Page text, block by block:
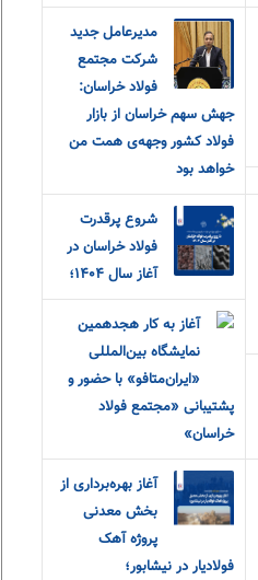
مدیرعامل جدید
شرکت مجتمع
فولاد خراسان:
جهش سهم خراسان از بازار
فولاد کشور وجهه‌ی همت من
خواهد بود
شروع پرقدرت
فولاد خراسان در
آغاز سال ۱۴۰۴؛
آغاز به کار هجدهمین
نمایشگاه بین‌المللی
«ایران‌متافو» با حضور و
پشتیبانی «مجتمع فولاد
خراسان»
آغاز بهره‌برداری از
بخش معدنی
پروژه آهک
فولادیار در نیشابور؛